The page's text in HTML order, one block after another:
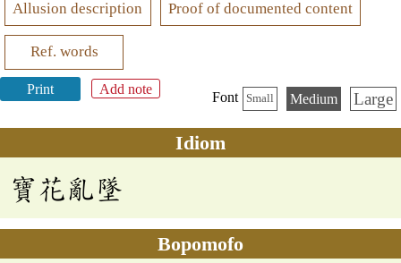
Allusion description Proof of documented content
Ref. words
Print Add note
Font Small Medium Large
Idiom
寶花亂墜
Bopomofo